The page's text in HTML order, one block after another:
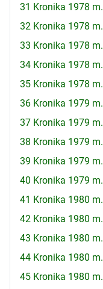
31 Kronika 1978 m.
32 Kronika 1978 m.
33 Kronika 1978 m.
34 Kronika 1978 m.
35 Kronika 1978 m.
36 Kronika 1979 m.
37 Kronika 1979 m.
38 Kronika 1979 m.
39 Kronika 1979 m.
40 Kronika 1979 m.
41 Kronika 1980 m.
42 Kronika 1980 m.
43 Kronika 1980 m.
44 Kronika 1980 m.
45 Kronika 1980 m.